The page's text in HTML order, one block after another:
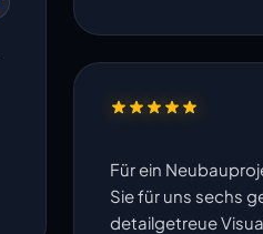
Für ein
Sie für uns sechs
detailgetreue